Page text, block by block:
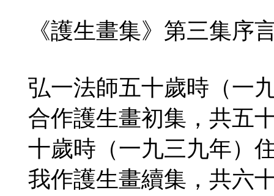
《護生畫集》第三集序
弘一法師五十歲時（一
合作護生畫初集，共五
十歲時（一九三九年）
我作護生畫續集，共六